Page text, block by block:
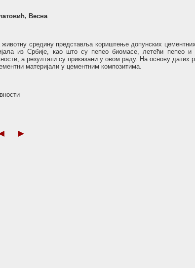
Весна
средину представља кориштење допунских
из Србије, као што су пепео биомасе, летећи пепео и
а резултати су приказани у овом раду. На основу датих
материјали у цементним композитима.
►